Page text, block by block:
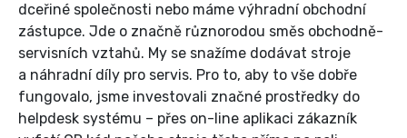
dceřiné společnosti nebo máme výhradní obchodní
zástupce. Jde o značně různorodou směs obchodně-
servisních vztahů. My se snažíme dodávat stroje
a náhradní díly pro servis. Pro to, aby to vše dobře
fungovalo, jsme investovali značné prostředky do
helpdesk systému – přes on-line aplikaci zákazník